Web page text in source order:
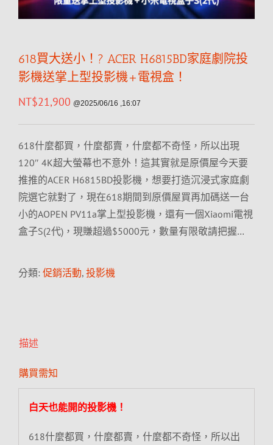
618買大送小！? ACER H6815BD家庭劇院投
影機送掌上型投影機+電視盒！
NT$21,900 @2025/06/16 ,16:07
618什麼都買，什麼都賣，什麼都不奇怪，所以出現
120″ 4K超大螢幕也不意外！這其實就是原價屋今天要
推推的ACER H6815BD投影機，想要打造沉浸式家庭劇
院選它就對了，現在618期間到原價屋買再加碼送一台
小的AOPEN PV11a掌上型投影機，還有一個Xiaomi電視
盒子S(2代)，現賺超過$5000元，數量有限敬請把握…
分類: 促銷活動, 投影機
描述
購買需知
白天也能開的投影機！
618什麼都買，什麼都賣，什麼都不奇怪，所以出